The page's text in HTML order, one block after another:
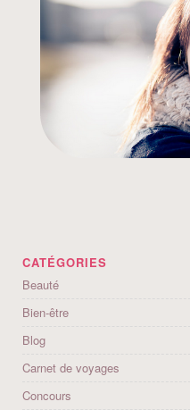
CATÉGORIES
Beauté
Bien-être
Blog
Carnet de voyages
Concours